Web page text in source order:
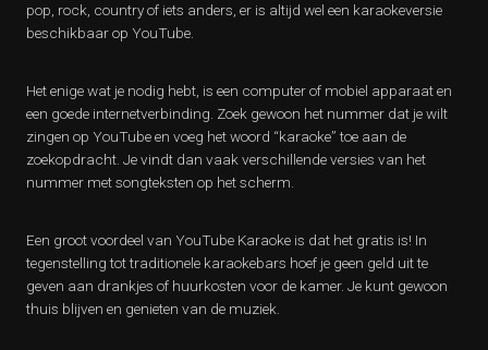
pop, rock, country of iets anders, er is altijd wel een karaokeversie
beschikbaar op YouTube.
Het enige wat je nodig hebt, is een computer of mobiel apparaat en
een goede internetverbinding. Zoek gewoon het nummer dat je wilt
zingen op YouTube en voeg het woord “karaoke” toe aan de
zoekopdracht. Je vindt dan vaak verschillende versies van het
nummer met songteksten op het scherm.
Een groot voordeel van YouTube Karaoke is dat het gratis is! In
tegenstelling tot traditionele karaokebars hoef je geen geld uit te
geven aan drankjes of huurkosten voor de kamer. Je kunt gewoon
thuis blijven en genieten van de muziek.